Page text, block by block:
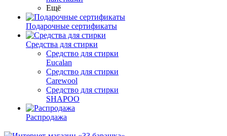
Ещё
Подарочные сертификаты
Средства для стирки
Средство для стирки
Eucalan
Средство для стирки
Carewool
Средство для стирки
SHAPOO
Распродажа